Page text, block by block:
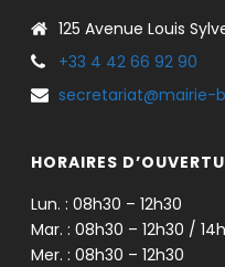
125 Avenue Louis
+33 4 42 66 92 90
secretariat@mairie-
HORAIRES
Lun. : 08h30 – 12h30
Mar. : 08h30 – 12h30 /
Mer. : 08h30 – 12h30